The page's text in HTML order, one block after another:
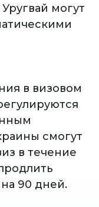
могут
в визовом
смогут
в течение
90 дней.